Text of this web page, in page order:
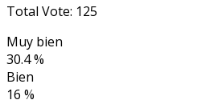
Total Vote: 125
Muy bien
30.4 %
Bien
16 %